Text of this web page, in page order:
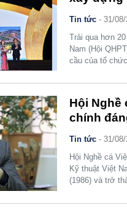
Tin tức -31/08/
Trải qua hơn
Nam (Hội
cầu của tổ
Hội Nghề
chính
Tin tức -31/
Hội Nghề cá
Kỹ thuật Việt
(1986) và trở